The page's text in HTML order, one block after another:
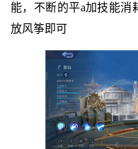
能，不断的平a加技能消
放风筝即可